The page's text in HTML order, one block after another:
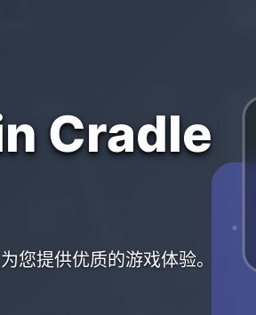
Cradle
提供优质的游戏体验。